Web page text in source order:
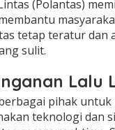
(Polantas)
tetap teratur dan
sulit.
Lalu
pihak
teknologi dan